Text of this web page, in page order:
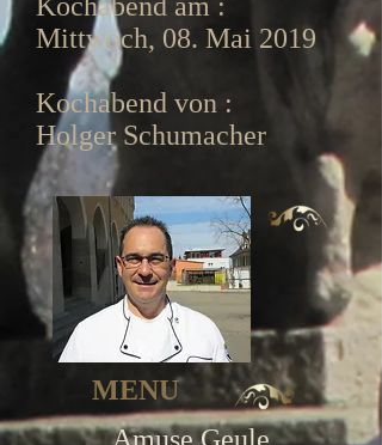
Mittwoch, 08. Mai 2019
Kochabend von :
Holger Schumacher
MENU